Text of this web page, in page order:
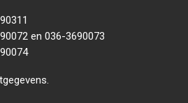
en 036-3690073
.